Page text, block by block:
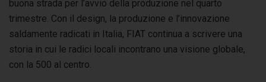
buona strada per l’avvio della produzione nel quarto
trimestre. Con il design, la produzione e l’innovazione
saldamente radicati in Italia, FIAT continua a scrivere una
storia in cui le radici locali incontrano una visione globale,
con la 500 al centro.